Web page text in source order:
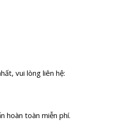
vui lòng liên hệ:
hoàn toàn miễn phí.